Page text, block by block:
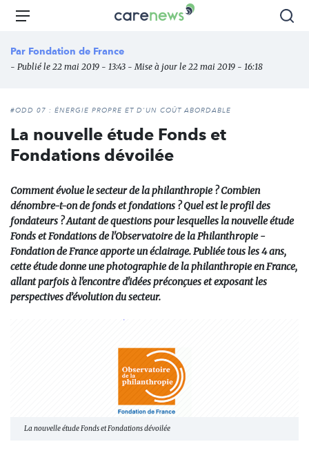
Aller
principal
Carenews,
des
l'engagement
Menu
Par Fondation de France
- Publié le 22 mai 2019 - 13:43 - Mise à jour le 22 mai 2019 - 16:18
#ODD 07 : ÉNERGIE PROPRE ET D'UN COÛT ABORDABLE
La nouvelle étude Fonds et
Fondations dévoilée
Comment évolue le secteur de la philanthropie ? Combien
dénombre-t-on de fonds et fondations ? Quel est le profil des
fondateurs ? Autant de questions pour lesquelles la nouvelle étude
Fonds et Fondations de l'Observatoire de la Philanthropie -
Fondation de France apporte un éclairage. Publiée tous les 4 ans,
cette étude donne une photographie de la philanthropie en France,
allant parfois à l'encontre d'idées préconçues et exposant les
perspectives d’évolution du secteur.
La nouvelle étude Fonds et Fondations dévoilée